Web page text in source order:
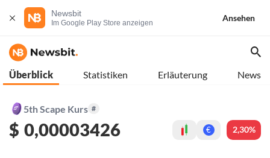
Newsbit
Im Google Play Store anzeigen
Ansehen
Überblick Statistiken Erläuterung News
5th Scape Kurs #
$ 0,00003426 € 2,30%